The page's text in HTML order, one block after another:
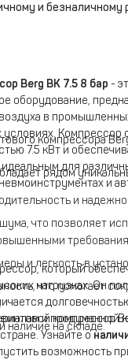
и безналичному
Berg ВК 7.5 8 бар -
оборудование,
в
условиях. Компрессор
7.5 кВт и
идеальным для
и
компрессора
рядом
и
что позволяет
и легкость в
что помогает
наличие на складе.
который
нагрузках. Он
и продуманной
компрессор
Узнайте о
возможность